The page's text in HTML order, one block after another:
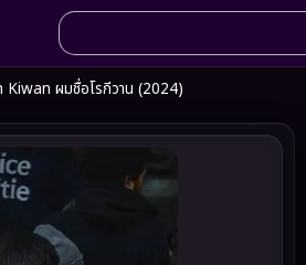
ผมชื่อโรกีวาน (2024)